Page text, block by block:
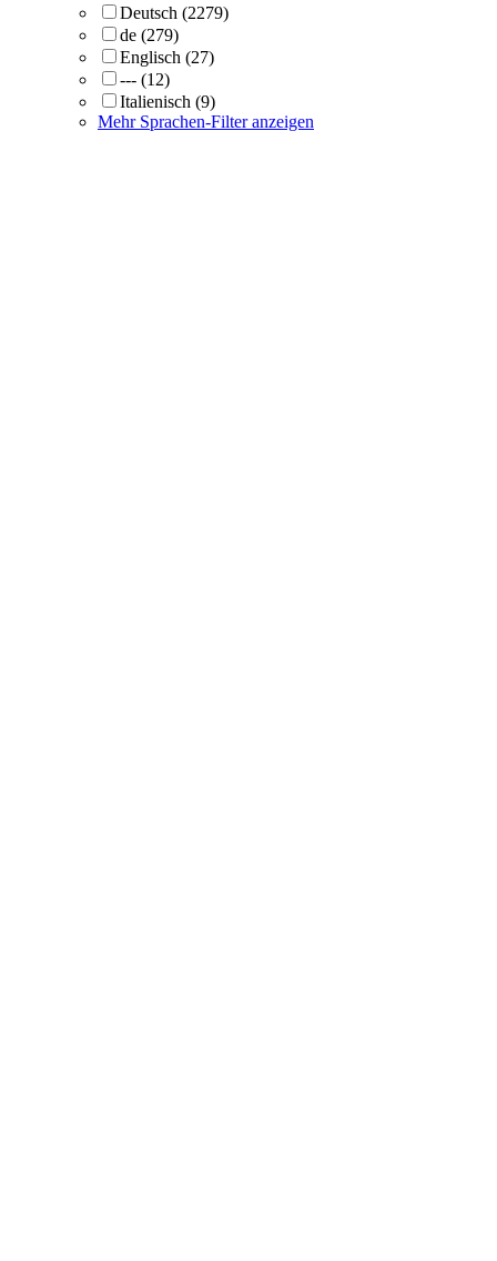
Deutsch (2279)
de (279)
Englisch (27)
--- (12)
Italienisch (9)
Mehr Sprachen-Filter anzeigen